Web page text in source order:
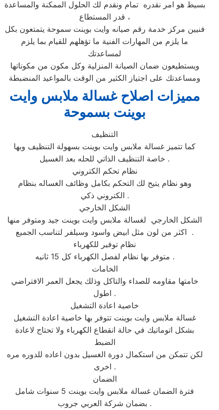
بسيط هو امر نقدره تمام ونقدم لك الحلول الممكنة والمساعدة
قدر المستطاع ،
فنيين مركز خدمة رقم صيانه وايت بوينت سموحة يتمتعون بكل
ما يلزم من المهارات الفنية ما تؤهلهم للقيام بما يلزم
لمساعدتك
ويستطيعون ضمان الصيانة المنزلية وكل مكون من مكوناتها
ومساعدتك على اجتياز الكثير من الوقت بالمواعيد المنضبطة
مميزات اصلاح غسالة ملابس وايت
بوينت بسموحة
التنظيف
كما تتميز غسالة ملابس وايت بوينت بسهولة التنظيف وبها
خاصة التنظيف الذاتي للحله بعد الغسيل .
نظام تحكم الكتروني
وهو نظام يتيح لك التحكم بكامل وظائف الغساله بنظام
الكتروني ذكي .
الشكل الخارجي
الشكل الخارجي لغسالة ملابس وايت بوينت جيد ومتوفر منها
اكثر من لون مثل ابيض واسود وسيلفر لتناسب الجميع .
نظام توفير للكهرباء
متوفر بها نظام لفصل الكهرباء كل 15 ثانيه .
الخامات
خامتها مقاومه للصداء والتاكل وذلك يجعل العمر الافتراضي
اطول .
خاصية اعادة التشغيل
غسالة ملابس وايت بوينت تتوفر بها خاصية اعادة التشغيل
بشكل اتوماتيك في حالة انقطاع الكهرباء ولا تحتاج لاعادة
الضبط
لكن تتمكن من استكمال دورة الغسيل بدون اعاده للدوره مره
اخرى .
الضمان
فترة الضمان غسالة ملابس وايت بوينت 5 سنوات شامل
بضمان شركة العربي جروب .